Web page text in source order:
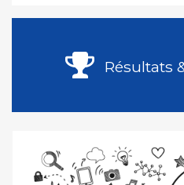
Résultats